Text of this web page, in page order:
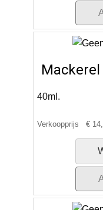
40ml.
Verkoopprijs €